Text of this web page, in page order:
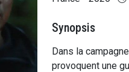
Synopsis
Dans la
provoquent une